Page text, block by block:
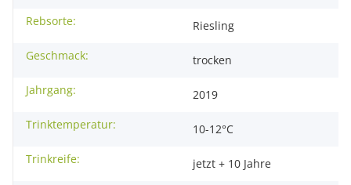
Rebsorte:
Riesling
Geschmack:
trocken
Jahrgang:
2019
Trinktemperatur:
10-12°C
Trinkreife:
jetzt + 10 Jahre